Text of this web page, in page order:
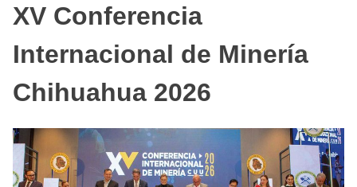
XV Conferencia
Internacional de Minería
Chihuahua 2026